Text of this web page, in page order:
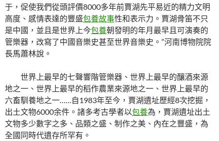
于，促使我們從頭評價8000多年前賈湖先平易近的精力文明
高度、感情表達的豐盛包養故事性和表示力。賈湖骨笛不只
是中國，並且是世界上今包養朝發明的年月最早且可演奏的
管樂器，改寫了中國音樂史甚至世界音樂史。”河南博物院院
長馬蕭林說。
世界上最早的七聲響階管樂器、世界上最早的釀酒來源
地之一、世界上最早的稻作農業來源地之一、世界上最早的
六畜馴養地之一……自1983年至今，賈湖遺址歷經8次挖掘，
出土文物6000余件。諸多考古學者以包養為，賈湖遺址出土
文物多少數字之多、品類之盛、制作之美、內在之豐盛，為
全國同時代遺存所罕有。